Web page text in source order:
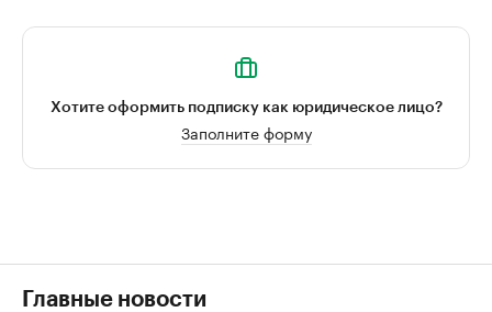
Хотите оформить подписку как юридическое лицо?
Заполните форму
Главные новости